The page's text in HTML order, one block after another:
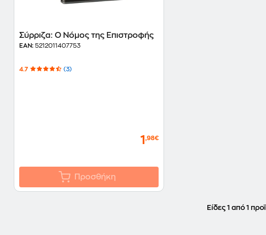
Σύρριζα: Ο Νόμος της Επιστροφής
EAN: 5212011407753
4.7 (3)
1,98€
Προσθήκη
Είδες 1 από 1